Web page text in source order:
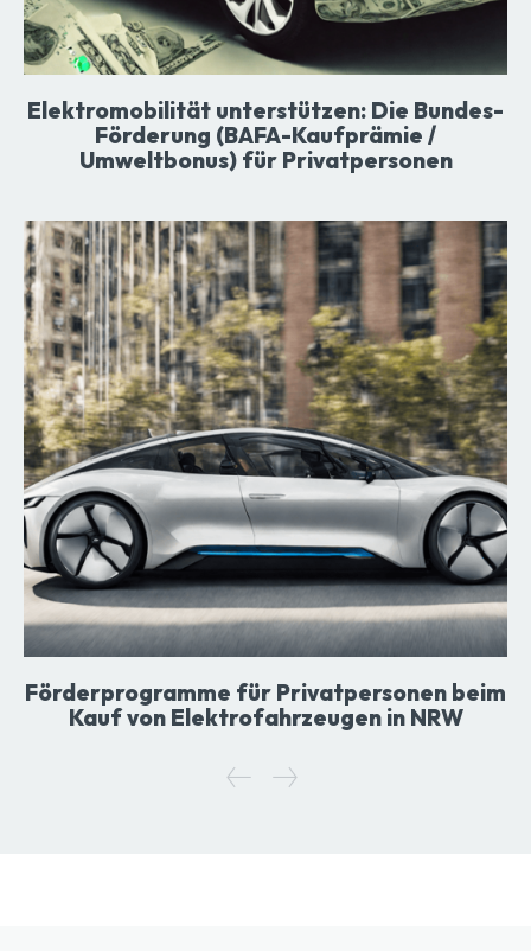
Elektromobilität unterstützen: Die Bundes-
Förderung (BAFA-Kaufprämie /
Umweltbonus) für Privatpersonen
Förderprogramme für Privatpersonen beim
Kauf von Elektrofahrzeugen in NRW